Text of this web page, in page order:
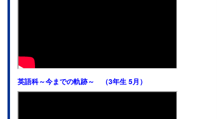
英語科～今までの軌跡～ （3年生 5月）